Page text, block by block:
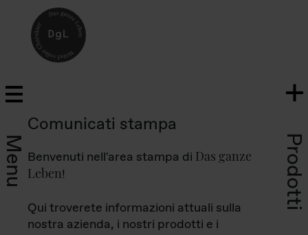
Menu Prodotti
Comunicati stampa
Benvenuti nell'area stampa di Das ganze
Leben!
Qui troverete informazioni attuali sulla
nostra azienda, i nostri prodotti e i